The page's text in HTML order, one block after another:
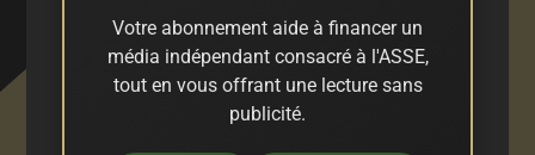
Votre abonnement aide à financer un
média indépendant consacré à l'ASSE,
tout en vous offrant une lecture sans
publicité.